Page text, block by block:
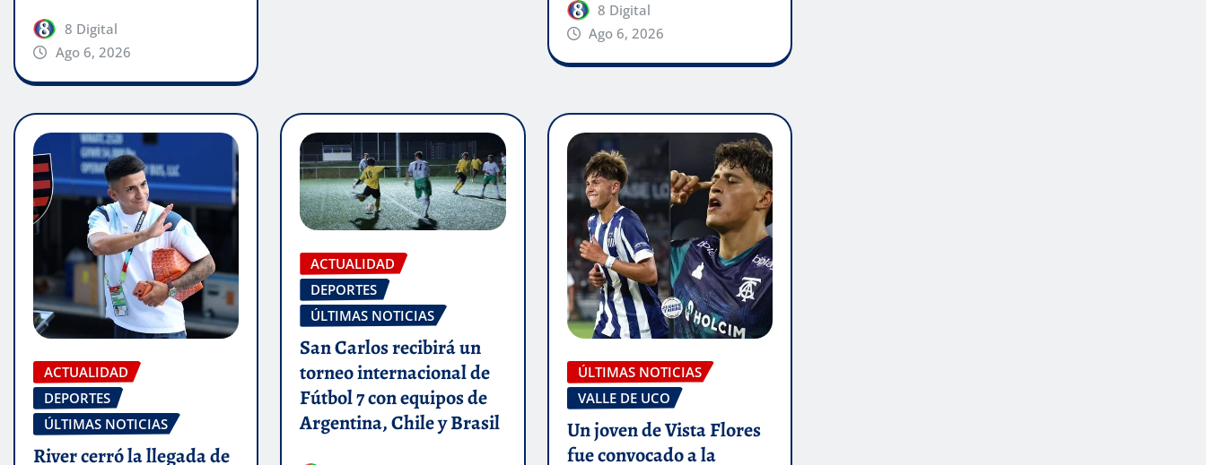
8 Digital
Ago 6, 2026
8 Digital
Ago 6, 2026
ACTUALIDAD
DEPORTES
ÚLTIMAS NOTICIAS
River cerró la llegada de
ACTUALIDAD
DEPORTES
ÚLTIMAS NOTICIAS
San Carlos recibirá un
torneo internacional de
Fútbol 7 con equipos de
Argentina, Chile y Brasil
ÚLTIMAS NOTICIAS
VALLE DE UCO
Un joven de Vista Flores
fue convocado a la